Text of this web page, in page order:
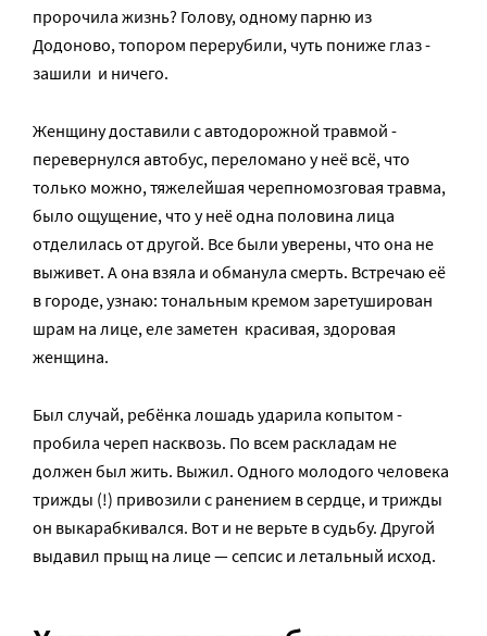
пророчила жизнь? Голову, одному парню из
Додоново, топором перерубили, чуть пониже глаз ­
зашили ­ и ничего.
Женщину доставили с автодорожной травмой ­
перевернулся автобус, переломано у неё всё, что
только можно, тяжелейшая черепно­мозговая травма,
было ощущение, что у неё одна половина лица
отделилась от другой. Все были уверены, что она не
выживет. А она взяла и обманула смерть. Встречаю её
в городе, узнаю: тональным кремом заретуширован
шрам на лице, еле заметен ­ красивая, здоровая
женщина.
Был случай, ребёнка лошадь ударила копытом ­
пробила череп насквозь. По всем раскладам не
должен был жить. Выжил. Одного молодого человека
трижды (!) привозили с ранением в сердце, и трижды
он выкарабкивался. Вот и не верьте в судьбу. Другой
выдавил прыщ на лице — сепсис и летальный исход.